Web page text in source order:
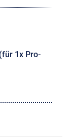
1x Pro-